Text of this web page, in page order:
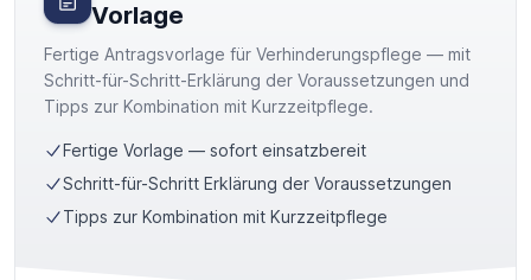
Vorlage
Fertige Antragsvorlage für Verhinderungspflege — mit
Schritt-für-Schritt-Erklärung der Voraussetzungen und
Tipps zur Kombination mit Kurzzeitpflege.
Fertige Vorlage — sofort einsatzbereit
Schritt-für-Schritt Erklärung der Voraussetzungen
Tipps zur Kombination mit Kurzzeitpflege